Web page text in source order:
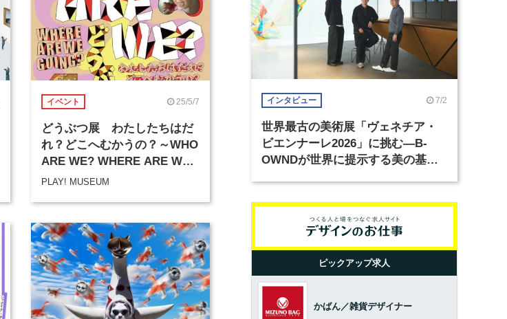
イベント 25/5/7
どうぶつ展 わたしたちはだ
れ？どこへむかうの？～WHO
ARE WE? WHERE ARE WE
GOING?
PLAY! MUSEUM
インタビュー 7/2
世界最古の美術展「ヴェネチア・
ビエンナーレ2026」に挑む―B-
OWNDが世界に提示する美の基準
ピックアップ求人
かばん／雑貨デザイナー